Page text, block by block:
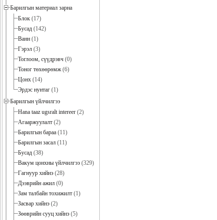
Барилгын материал зарна
Блок (17)
Бусад (142)
Ванн (1)
Гэрэл (3)
Тоглоом, сүүдрэвч (0)
Тоног төхөөрөмж(6)
Цонх (14)
Эрдэс нунтаг (1)
Барилгын үйлчилгээ
Hana taaz ugsralt intereer (2)
Агааржуулалт (2)
Барилгын бараа (11)
Барилгын засал (11)
Бусад (38)
Вакум цонхны үйлчилгээ (329)
Гагнуур хийнэ (28)
Дээврийн ажил (0)
Зам талбайн тохижилт (1)
Засвар хийнэ (2)
Зөөврийн сууц хийнэ (5)